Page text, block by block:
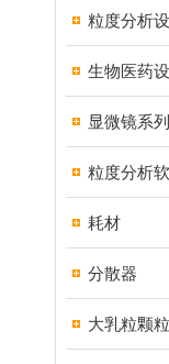
粒度分析
生物医药
显微镜系列
粒度分析
耗材
分散器
大乳粒颗